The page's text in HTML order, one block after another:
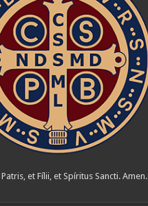
et Fílii, et Spíritus Sancti. Amen.